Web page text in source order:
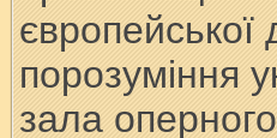
європейської
порозуміння
зала